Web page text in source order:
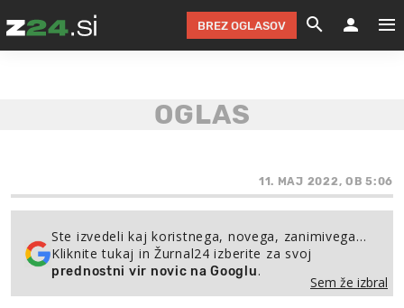
FESTIVAL ZA
NA
NA
BREZ OGLASOV
11. MAJ 2022, OB 5:06
Ste izvedeli kaj koristnega, novega, zanimivega…
Kliknite tukaj in Žurnal24 izberite za svoj
prednostni vir novic na Googlu.
Sem že izbral